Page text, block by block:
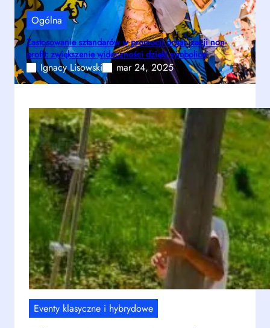
Ogólna
Zastosowanie sztandarów w promocji organizacji non-
profit: zwiększenie widoczności dzięki symbolice
Ignacy Lisowski mar 24, 2025
Eventy klasyczne i hybrydowe